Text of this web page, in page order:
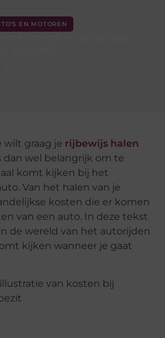
EN MOTOREN
wilt graag je rijbewijs halen
dan wel belangrijk om te
komt kijken bij het
Van het halen van je
kosten die er komen
van een auto. In deze tekst
de wereld van het autorijden
kijken wanneer je gaat